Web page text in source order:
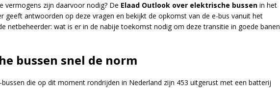
vermogens zijn daarvoor nodig? De Elaad Outlook over elektrische bussen in het
geeft antwoorden op deze vragen en bekijkt de opkomst van de e-bus vanuit het
netbeheerder: wat is er in de nabije toekomst nodig om deze transitie in goede banen
bussen snel de norm
bussen die op dit moment rondrijden in Nederland zijn 453 uitgerust met een batterij